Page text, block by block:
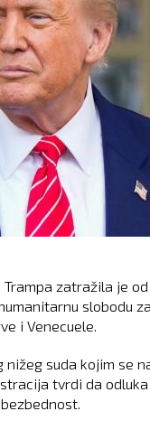
zatražila je od
slobodu
i Venecuele.
suda kojim se
tvrdi da odluka